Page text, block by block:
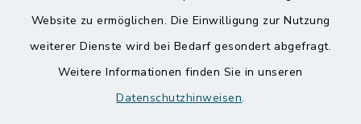
Website zu ermöglichen. Die Einwilligung zur Nutzung
weiterer Dienste wird bei Bedarf gesondert abgefragt.
Weitere Informationen finden Sie in unseren
Datenschutzhinweisen.
Datenschutz